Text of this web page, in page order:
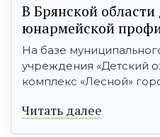
В Брянской области
юнармейской
На базе
учреждения «Детский
комплекс «Лесной»
Читать далее